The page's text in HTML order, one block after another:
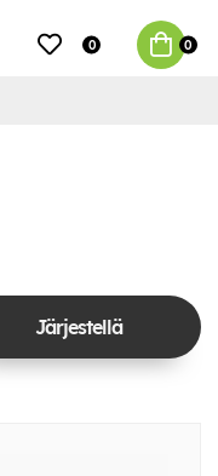
0 0
Järjestellä